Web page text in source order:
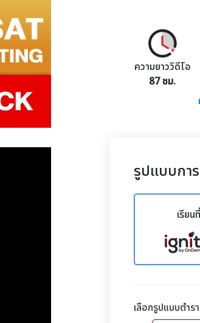
ความยาววิดีโอ
87 ชม.
รูปแบบกา
เรียน
เลือกรูปแบบตำรา